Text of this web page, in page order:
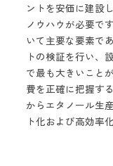
ントを安価に建設
ノウハウが必要で
いて主要な要素で
トの検証を行い、
で最も大きいこと
費を正確に把握す
からエタノール生
ト化および高効率